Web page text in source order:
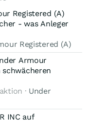
Registered (A)
- was Anleger
Registered (A)
Armour
· Under
INC auf